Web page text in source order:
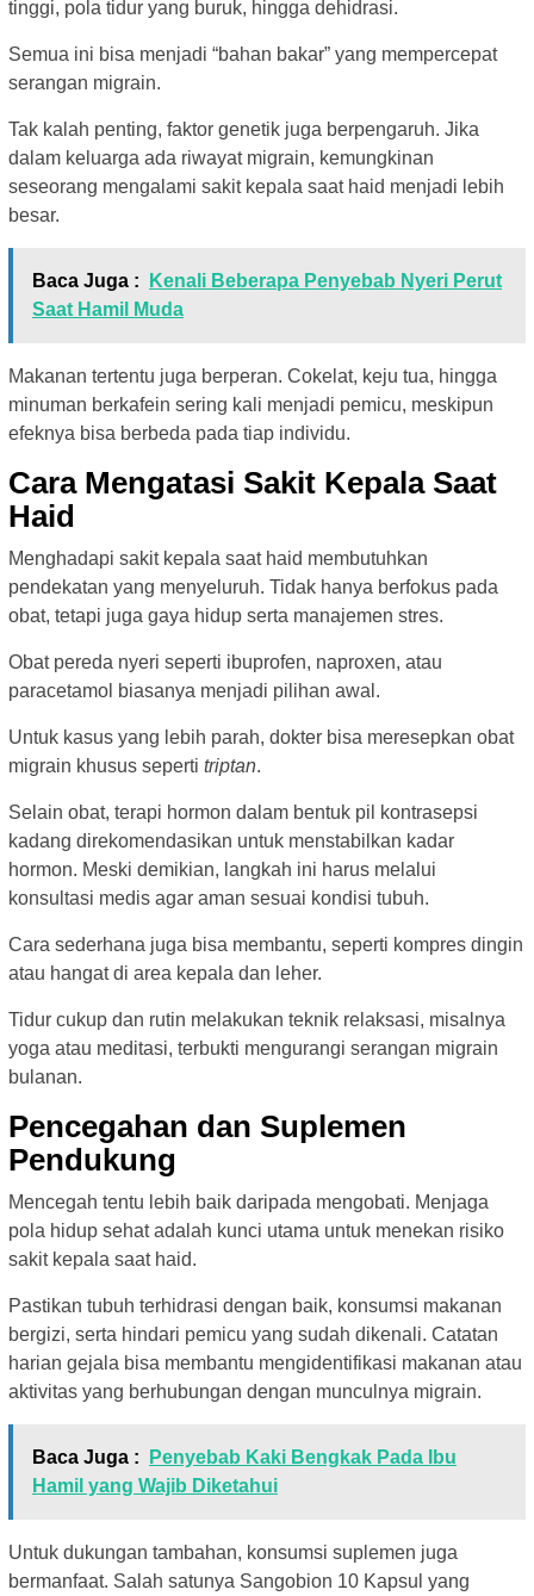
tinggi, pola tidur yang buruk, hingga dehidrasi.
Semua ini bisa menjadi “bahan bakar” yang mempercepat
serangan migrain.
Tak kalah penting, faktor genetik juga berpengaruh. Jika
dalam keluarga ada riwayat migrain, kemungkinan
seseorang mengalami sakit kepala saat haid menjadi lebih
besar.
Baca Juga :
Kenali Beberapa Penyebab Nyeri Perut
Saat Hamil Muda
Makanan tertentu juga berperan. Cokelat, keju tua, hingga
minuman berkafein sering kali menjadi pemicu, meskipun
efeknya bisa berbeda pada tiap individu.
Cara Mengatasi Sakit Kepala Saat
Haid
Menghadapi sakit kepala saat haid membutuhkan
pendekatan yang menyeluruh. Tidak hanya berfokus pada
obat, tetapi juga gaya hidup serta manajemen stres.
Obat pereda nyeri seperti ibuprofen, naproxen, atau
paracetamol biasanya menjadi pilihan awal.
Untuk kasus yang lebih parah, dokter bisa meresepkan obat
migrain khusus seperti triptan.
Selain obat, terapi hormon dalam bentuk pil kontrasepsi
kadang direkomendasikan untuk menstabilkan kadar
hormon. Meski demikian, langkah ini harus melalui
konsultasi medis agar aman sesuai kondisi tubuh.
Cara sederhana juga bisa membantu, seperti kompres dingin
atau hangat di area kepala dan leher.
Tidur cukup dan rutin melakukan teknik relaksasi, misalnya
yoga atau meditasi, terbukti mengurangi serangan migrain
bulanan.
Pencegahan dan Suplemen
Pendukung
Mencegah tentu lebih baik daripada mengobati. Menjaga
pola hidup sehat adalah kunci utama untuk menekan risiko
sakit kepala saat haid.
Pastikan tubuh terhidrasi dengan baik, konsumsi makanan
bergizi, serta hindari pemicu yang sudah dikenali. Catatan
harian gejala bisa membantu mengidentifikasi makanan atau
aktivitas yang berhubungan dengan munculnya migrain.
Baca Juga :
Penyebab Kaki Bengkak Pada Ibu
Hamil yang Wajib Diketahui
Untuk dukungan tambahan, konsumsi suplemen juga
bermanfaat. Salah satunya Sangobion 10 Kapsul yang